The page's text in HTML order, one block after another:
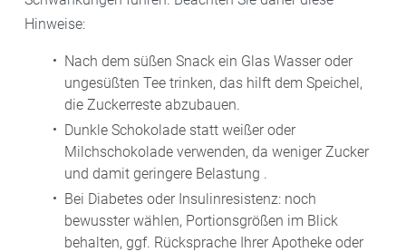
Hinweise:
Nach dem süßen Snack ein Glas Wasser oder
ungesüßten Tee trinken, das hilft dem Speichel,
die Zuckerreste abzubauen.
Dunkle Schokolade statt weißer oder
Milchschokolade verwenden, da weniger Zucker
und damit geringere Belastung .
Bei Diabetes oder Insulinresistenz: noch
bewusster wählen, Portionsgrößen im Blick
behalten, ggf. Rücksprache Ihrer Apotheke oder